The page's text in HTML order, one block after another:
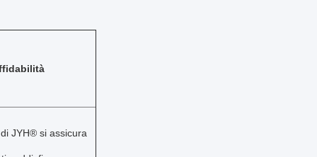
JYH® si assicura